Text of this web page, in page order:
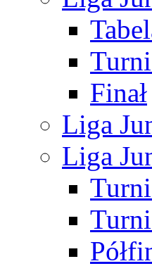
Finał
Liga
Liga